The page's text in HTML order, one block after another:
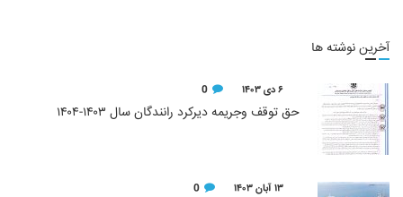
آخرین نوشته ها
۶ دی ۱۴۰۳ 0
حق توقف وجریمه دیرکرد رانندگان سال ۱۴۰۳-۱۴۰۴
۱۳ آبان ۱۴۰۳ 0